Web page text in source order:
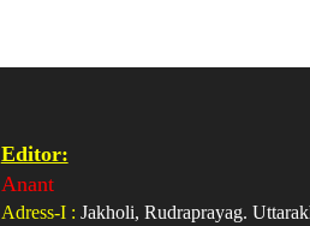
Editor:
Anant
Adress-I : Jakholi, Rudraprayag.